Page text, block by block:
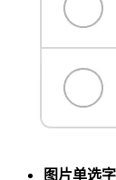
图片单选